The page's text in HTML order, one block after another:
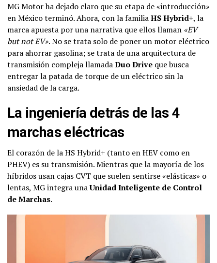
MG Motor ha dejado claro que su etapa de «introducción»
en México terminó. Ahora, con la familiaHS Hybrid+, la
marca apuesta por una narrativa que ellos llaman «EV
but not EV». No se trata solo de poner un motor eléctrico
para ahorrar gasolina; se trata de una arquitectura de
transmisión compleja llamadaDuo Drive que busca
entregar la patada de torque de un eléctrico sin la
ansiedad de la carga.
La ingeniería detrás de las 4
marchas eléctricas
El corazón de la HS Hybrid+ (tanto en HEV como en
PHEV) es su transmisión. Mientras que la mayoría de los
híbridos usan cajas CVT que suelen sentirse «elásticas» o
lentas, MG integra unaUnidad Inteligente de Control
de Marchas.